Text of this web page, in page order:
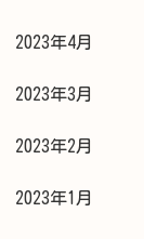
2023年4月
2023年3月
2023年2月
2023年1月